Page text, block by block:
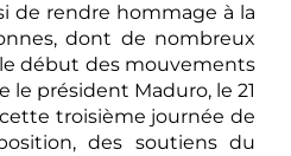
de rendre hommage à la
dont de nombreux
début des mouvements
président Maduro, le 21
troisième journée de
des soutiens du